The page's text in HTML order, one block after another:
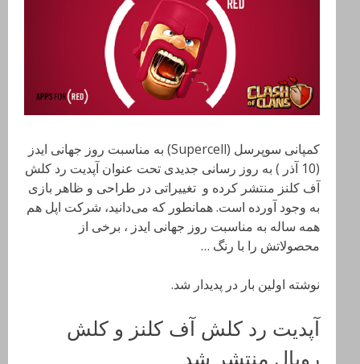
کمپانی سوپرسل (Supercell) به مناسبت روز جهانی ایدز
(10 آذر ) به روز رسانی جدیدی تحت عنوان آپدیت رد کلش
آف کلنز منتشر کرده‌ و تغییراتی در طراحی و ظاهر بازی
به وجود آورده است. همانطور که می‌دانید، شرکت اپل هم
همه ساله به مناسبت روز جهانی ایدز ، برخی از
محصولاتش را با رنگ …
نوشته اولین بار در پدیدار شد.
آپدیت رد کلش آف کلنز و کلش
رویال منتشر شد